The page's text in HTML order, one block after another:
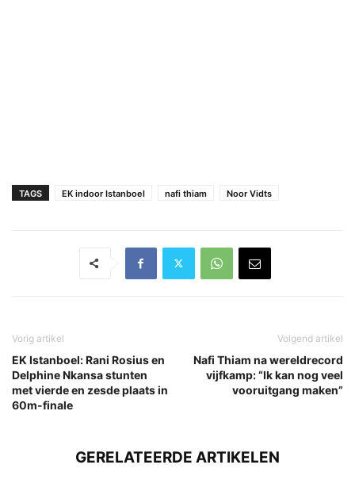
TAGS EK indoor Istanboel nafi thiam Noor Vidts
Vorig artikel
EK Istanboel: Rani Rosius en
Delphine Nkansa stunten
met vierde en zesde plaats in
60m-finale
Volgend artikel
Nafi Thiam na wereldrecord
vijfkamp: “Ik kan nog veel
vooruitgang maken”
GERELATEERDE ARTIKELEN